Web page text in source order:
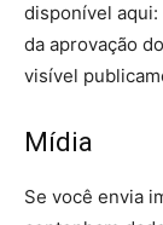
disponível
da aprovação
visível
Mídia
Se você envia